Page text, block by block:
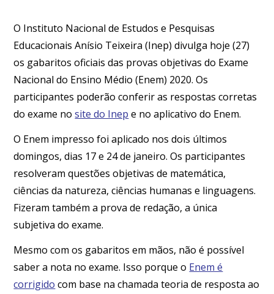
O Instituto Nacional de Estudos e Pesquisas
Educacionais Anísio Teixeira (Inep) divulga hoje (27)
os gabaritos oficiais das provas objetivas do Exame
Nacional do Ensino Médio (Enem) 2020. Os
participantes poderão conferir as respostas corretas
do exame nosite do Inep e no aplicativo do Enem.
O Enem impresso foi aplicado nos dois últimos
domingos, dias 17 e 24 de janeiro. Os participantes
resolveram questões objetivas de matemática,
ciências da natureza, ciências humanas e linguagens.
Fizeram também a prova de redação, a única
subjetiva do exame.
Mesmo com os gabaritos em mãos, não é possível
saber a nota no exame. Isso porque o Enem é
corrigido com base na chamada teoria de resposta ao